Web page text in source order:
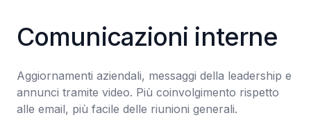
Comunicazioni interne
Aggiornamenti aziendali, messaggi della leadership e
annunci tramite video. Più coinvolgimento rispetto
alle email, più facile delle riunioni generali.